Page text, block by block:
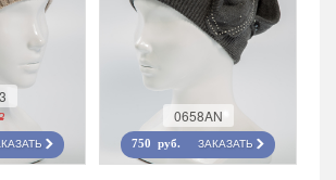
0658AN
750 руб. ЗАКАЗАТЬ